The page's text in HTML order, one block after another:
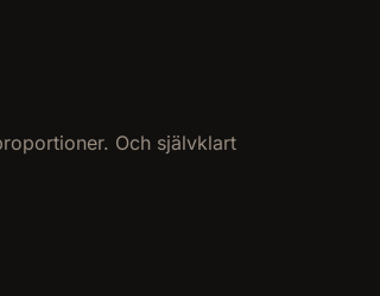
Och självklart